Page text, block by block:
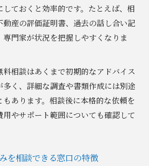
しておくと効率的です。たとえば、相
産の評価証明書、過去の話し合い記
門家が状況を把握しやすくなりま
相談はあくまで初期的なアドバイス
多く、詳細な調査や書類作成には別途
もあります。相談後に本格的な依頼を
やサポート範囲についても確認して
を相談できる窓口の特徴